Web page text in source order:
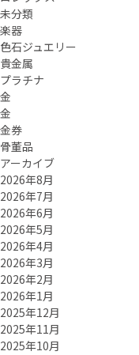
未分類
楽器
色石ジュエリー
貴金属
プラチナ
金
金
金券
骨董品
アーカイブ
2026年8月
2026年7月
2026年6月
2026年5月
2026年4月
2026年3月
2026年2月
2026年1月
2025年12月
2025年11月
2025年10月